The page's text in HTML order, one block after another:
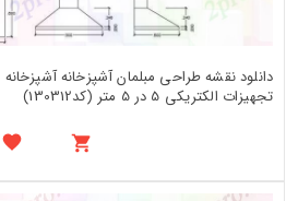
دانلود نقشه طراحی مبلمان آشپزخانه
تجهیزات الکتریکی 5 در 5 متر (کد130312)